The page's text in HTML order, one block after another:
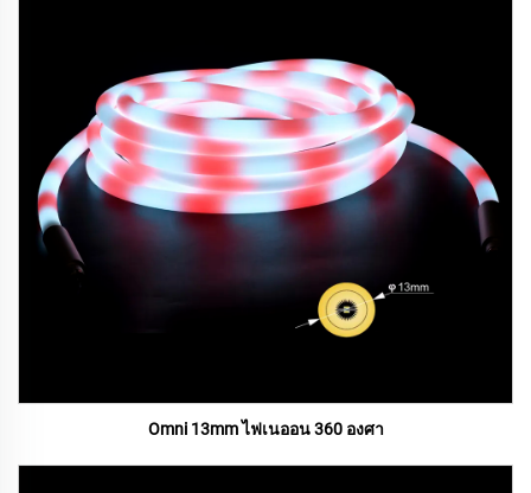
Omni 13mm ไฟเนออน 360 องศา